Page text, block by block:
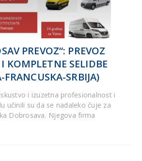
PREVOZ“: PREVOZ
I KOMPLETNE SELIDBE
FRANCUSKA-SRBIJA)
i izuzetna profesionalnost i
učinili su da se nadaleko čuje za
Dobrosava. Njegova firma